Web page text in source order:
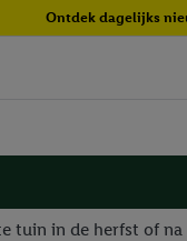
Ontdek dagelijks
tuin in de herfst of